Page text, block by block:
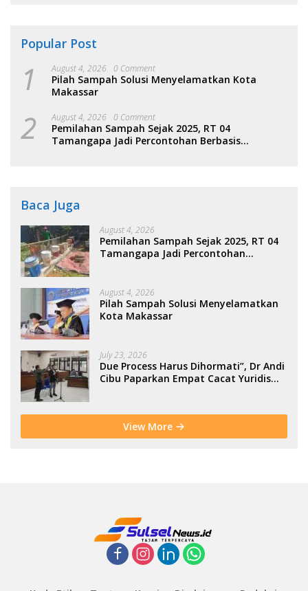
Popular Post
1 August 4, 2026 0 Comment
Pilah Sampah Solusi Menyelamatkan Kota
Makassar
2 August 4, 2026 0 Comment
Pemilahan Sampah Sejak 2025, RT 04
Tamangapa Jadi Percontohan Berbasis
Baca Juga
August 4, 2026
Pemilahan Sampah Sejak 2025, RT 04
Tamangapa Jadi Percontohan
August 4, 2026
Pilah Sampah Solusi Menyelamatkan
Kota Makassar
July 23, 2026
Due Process Harus Dihormati”, Dr Andi
Cibu Paparkan Empat Cacat Yuridis
View More